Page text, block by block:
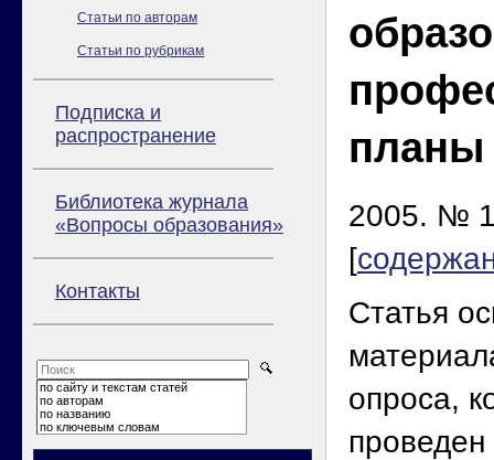
Статьи по авторам
Статьи по рубрикам
Подписка и
распространение
Библиотека журнала
«Вопросы образования»
Контакты
по сайту и текстам статей
по авторам
по названию
по ключевым словам
планы
2005. №
[
Статья
опроса,